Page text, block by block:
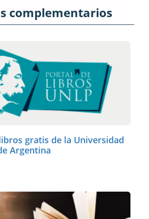
complementarios
gratis de la Universidad
Argentina